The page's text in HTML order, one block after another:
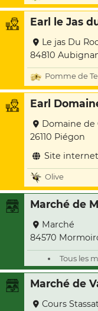
Earl le Jas
Le jas Du
84810
Pomme de
Earl
Domaine de
26110 Piégon
Site internet
Olive
Marché de
Marché
84570
Tous les
Marché de
Cours